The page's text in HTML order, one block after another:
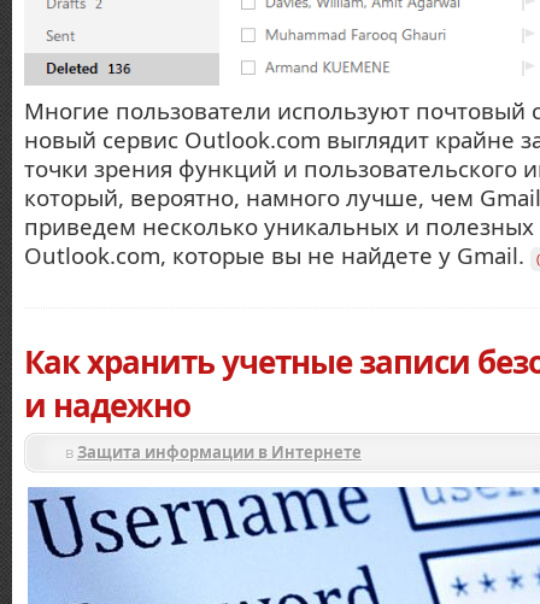
Многие пользователи используют почтовый
новый сервис Outlook.com выглядит крайне
точки зрения функций и пользовательского
который, вероятно, намного лучше, чем
приведем несколько уникальных и
Outlook.com, которые вы не найдете у Gmail.
Как хранить учетные записи
и надежно
вЗащита информации в Интернете